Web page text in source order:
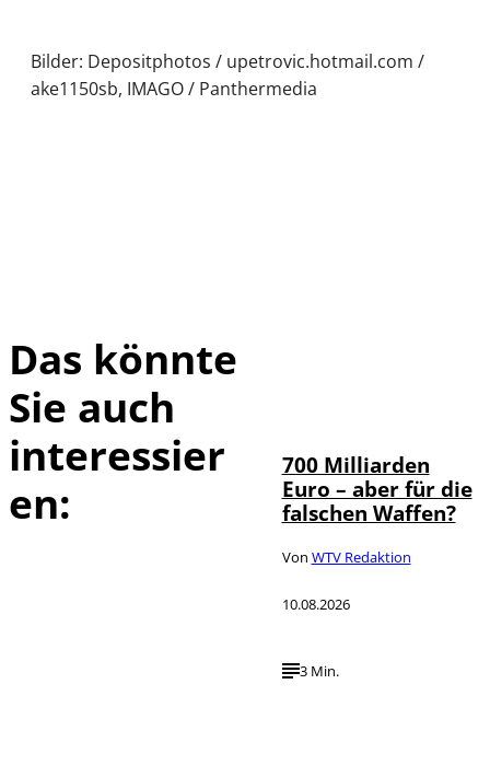
Bilder: Depositphotos / upetrovic.hotmail.com /
ake1150sb, IMAGO / Panthermedia
Das könnte
Sie auch
interessier
en:
700 Milliarden
Euro – aber für die
falschen Waffen?
Von WTV Redaktion
10.08.2026
3 Min.